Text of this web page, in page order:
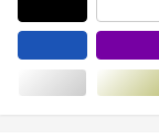
シルバー/